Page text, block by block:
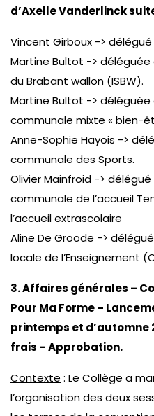
d’Axelle Vanderlinck
Vincent Girboux -> délégué
Martine Bultot -> déléguée
du Brabant wallon (ISBW).
Martine Bultot -> déléguée
communale mixte « bien-
Anne-Sophie Hayois ->
communale des Sports.
Olivier Mainfroid ->
communale de l’accueil
l’accueil extrascolaire
Aline De Groode ->
locale de l’Enseignement
3. Affaires générales –
Pour Ma Forme –
printemps et d’automne
frais – Approbation.
Contexte : Le Collège a
l’organisation des deux